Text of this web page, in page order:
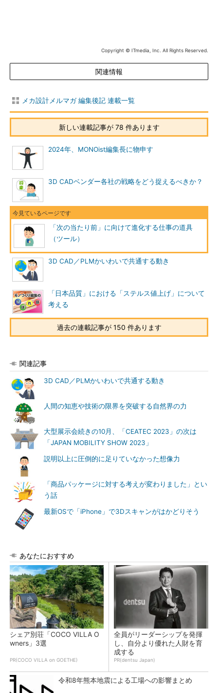
Copyright © ITmedia, Inc. All Rights Reserved.
関連情報
メカ設計メルマガ 編集後記 連載一覧
新しい連載記事が 78 件あります
2024年、MONOist編集長に物申す
3D CADベンダー各社の戦略をどう捉えるべきか？
「次の当たり前」に向けて進化する仕事の道具
（ツール）
3D CAD／PLMかいわいで共通する動き
「日本品質」における「ステルス値上げ」について
考える
過去の連載記事が 150 件あります
関連記事
3D CAD／PLMかいわいで共通する動き
人間の知恵や技術の限界を突破する自然界の力
大型展示会続きの10月、「CEATEC 2023」の次は
「JAPAN MOBILITY SHOW 2023」
説明以上に圧倒的に足りていなかった想像力
「商品パッケージに対する考えが変わりました」とい
う話
最新OSで「iPhone」で3Dスキャンがはかどりそう
あなたにおすすめ
シェア別荘「COCO VILLA O
wners」3選
PR(COCO VILLA on GOETHE)
全員がリーダーシップを発揮
し、自分より優れた人財を育
成する
PR(dentsu Japan)
令和8年熊本地震による工場への影響まとめ